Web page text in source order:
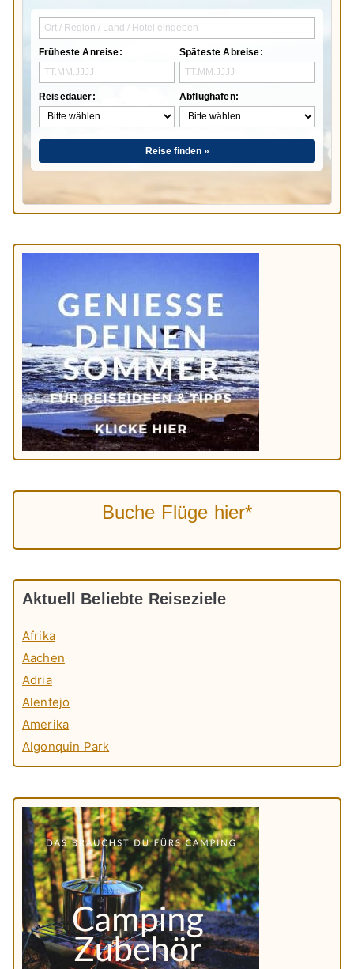
Früheste Anreise:
Reisedauer:
Späteste Abreise:
Abflughafen:
Reise finden »
Buche Flüge hier*
Aktuell Beliebte Reiseziele
Afrika
Aachen
Adria
Alentejo
Amerika
Algonquin Park